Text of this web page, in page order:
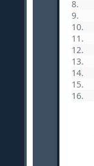
8.
9.
10.
11.
12.
13.
14.
15.
16.